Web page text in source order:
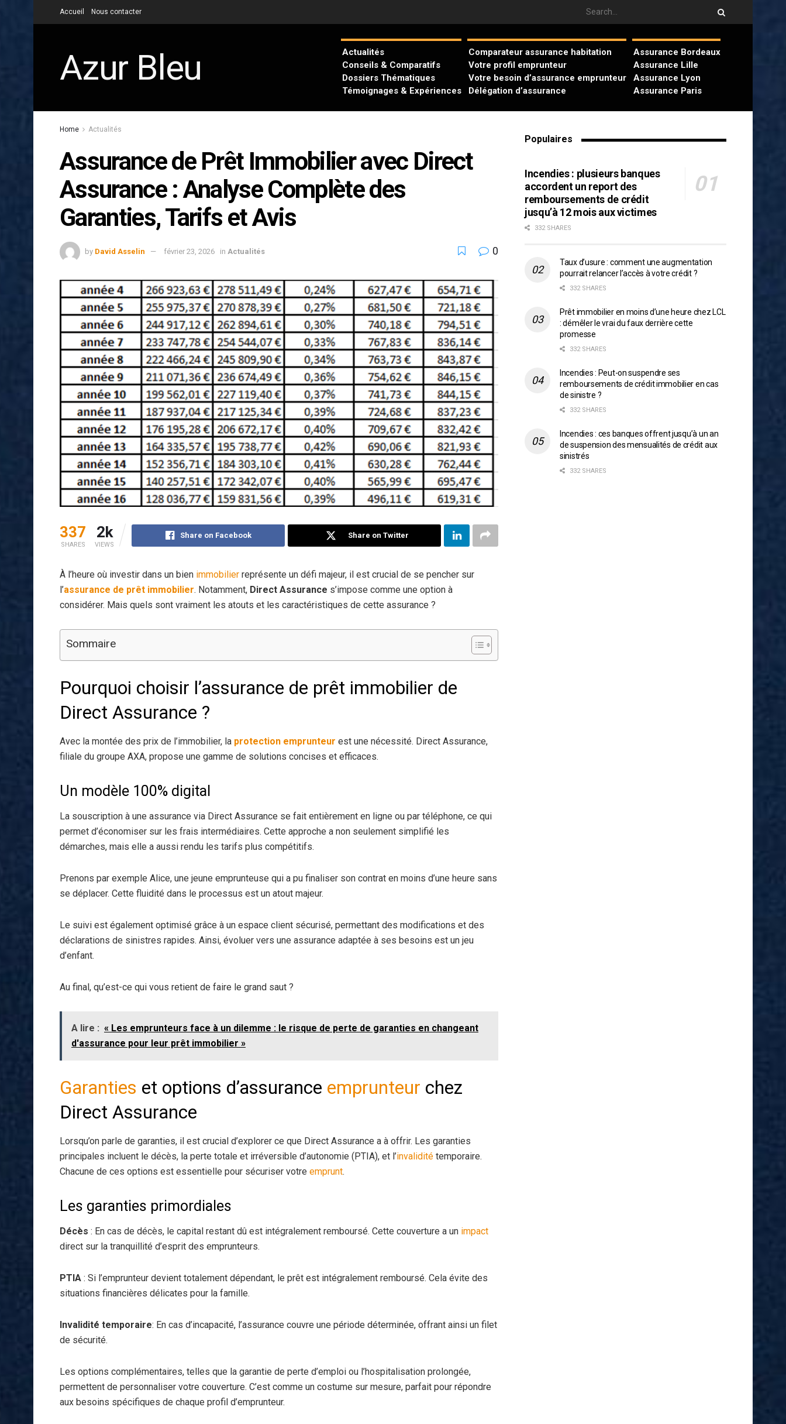
Accueil Nous contacter
Azur Bleu
Actualités
Conseils & Comparatifs
Dossiers Thématiques
Témoignages & Expériences
Comparateur assurance habitation
Votre profil emprunteur
Votre besoin d’assurance emprunteur
Délégation d’assurance
Assurance Bordeaux
Assurance Lille
Assurance Lyon
Assurance Paris
Home Actualités
Assurance de Prêt Immobilier avec Direct
Assurance : Analyse Complète des
Garanties, Tarifs et Avis
by David Asselin février 23, 2026 in Actualités 0
337
SHARES
2k
VIEWS
Share on Facebook Share on Twitter
À l’heure où investir dans un bien immobilier représente un défi majeur, il est crucial de se pencher sur
l’assurance de prêt immobilier. Notamment, Direct Assurance s’impose comme une option à
considérer. Mais quels sont vraiment les atouts et les caractéristiques de cette assurance ?
Sommaire
Pourquoi choisir l’assurance de prêt immobilier de
Direct Assurance ?
Avec la montée des prix de l’immobilier, la protection emprunteur est une nécessité. Direct Assurance,
filiale du groupe AXA, propose une gamme de solutions concises et efficaces.
Un modèle 100% digital
La souscription à une assurance via Direct Assurance se fait entièrement en ligne ou par téléphone, ce qui
permet d’économiser sur les frais intermédiaires. Cette approche a non seulement simplifié les
démarches, mais elle a aussi rendu les tarifs plus compétitifs.
Prenons par exemple Alice, une jeune emprunteuse qui a pu finaliser son contrat en moins d’une heure sans
se déplacer. Cette fluidité dans le processus est un atout majeur.
Le suivi est également optimisé grâce à un espace client sécurisé, permettant des modifications et des
déclarations de sinistres rapides. Ainsi, évoluer vers une assurance adaptée à ses besoins est un jeu
d’enfant.
Au final, qu’est-ce qui vous retient de faire le grand saut ?
A lire : « Les emprunteurs face à un dilemme : le risque de perte de garanties en changeant
d'assurance pour leur prêt immobilier »
Garanties et options d’assurance emprunteur chez
Direct Assurance
Lorsqu’on parle de garanties, il est crucial d’explorer ce que Direct Assurance a à offrir. Les garanties
principales incluent le décès, la perte totale et irréversible d’autonomie (PTIA), et l’invalidité temporaire.
Chacune de ces options est essentielle pour sécuriser votre emprunt.
Les garanties primordiales
Décès : En cas de décès, le capital restant dû est intégralement remboursé. Cette couverture a un impact
direct sur la tranquillité d’esprit des emprunteurs.
PTIA : Si l’emprunteur devient totalement dépendant, le prêt est intégralement remboursé. Cela évite des
situations financières délicates pour la famille.
Invalidité temporaire: En cas d’incapacité, l’assurance couvre une période déterminée, offrant ainsi un filet
de sécurité.
Les options complémentaires, telles que la garantie de perte d’emploi ou l’hospitalisation prolongée,
permettent de personnaliser votre couverture. C’est comme un costume sur mesure, parfait pour répondre
aux besoins spécifiques de chaque profil d’emprunteur.
Populaires
Incendies : plusieurs banques
accordent un report des
remboursements de crédit
jusqu’à 12 mois aux victimes
332 SHARES
Taux d’usure : comment une augmentation
pourrait relancer l’accès à votre crédit ?
332 SHARES
Prêt immobilier en moins d’une heure chez LCL
: démêler le vrai du faux derrière cette
promesse
332 SHARES
Incendies : Peut-on suspendre ses
remboursements de crédit immobilier en cas
de sinistre ?
332 SHARES
Incendies : ces banques offrent jusqu’à un an
de suspension des mensualités de crédit aux
sinistrés
332 SHARES